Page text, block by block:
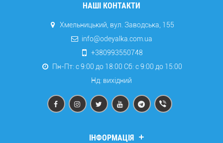
НАШІ КОНТАКТИ
Хмельницький, вул. Заводська, 155
info@odeyalka.com.ua
+380993550748
Пн-Пт: с 9:00 до 18:00 Сб: c 9:00 до 15:00
Нд: вихідний
ІНФОРМАЦІЯ